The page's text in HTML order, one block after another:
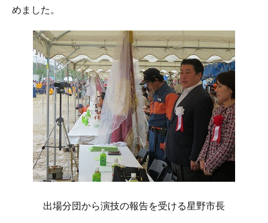
めました。
出場分団から演技の報告を受ける星野市長